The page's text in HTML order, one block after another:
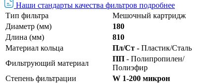
Наши стандарты качества фильтров подробнее
Тип фильтра
Мешочный картридж
Диаметр (мм)
180
Длина (мм)
810
Материал кольца
Пл/Ст - Пластик/Сталь
Фильтрующий материал
ПП - Полипропилен/
Полиэфир
Степень фильтрации
W 1-200 микрон